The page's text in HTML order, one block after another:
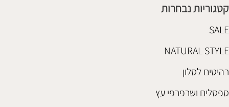
קטגוריות נבחרות
SALE
NATURAL STYLE
רהיטים לסלון
ספסלים ושרפרפי עץ